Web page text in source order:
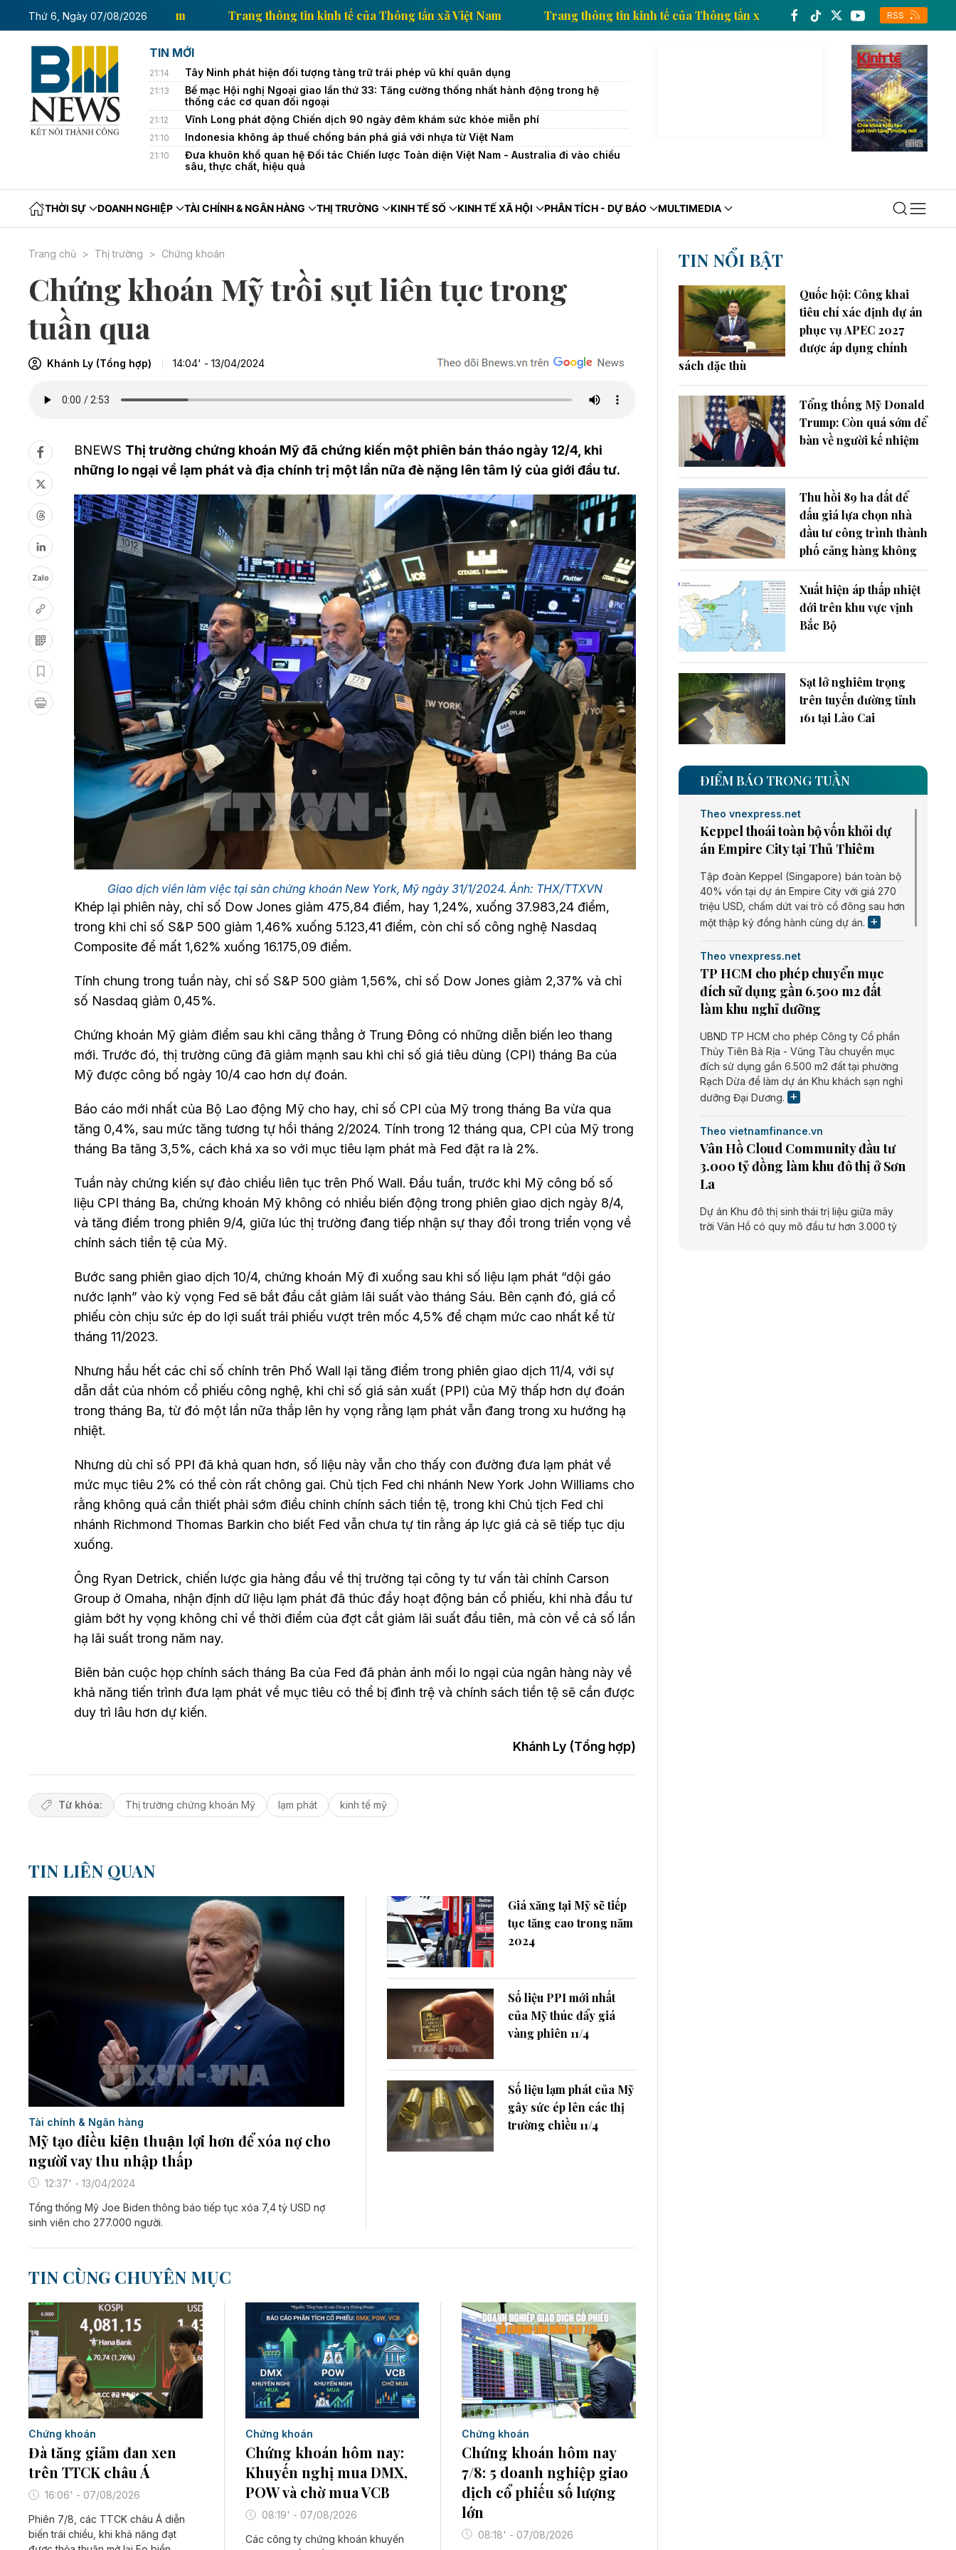
Thứ 6, Ngày 07/08/2026
thông tin kinh tế của Thông tấn xã Việt Nam Trang thông tin kinh tế của Thông tấn xã Việt Nam Trang thông tin kinh tế của Thông tấn xã Việt Nam RSS
TIN MỚI
21:14 Tây Ninh phát hiện đối tượng tàng trữ trái phép vũ khí quân dụng
21:13
Bế mạc Hội nghị Ngoại giao lần thứ 33: Tăng cường thống nhất hành động trong hệ
thống các cơ quan đối ngoại
21:12 Vĩnh Long phát động Chiến dịch 90 ngày đêm khám sức khỏe miễn phí
21:10 Indonesia không áp thuế chống bán phá giá với nhựa từ Việt Nam
21:10
Đưa khuôn khổ quan hệ Đối tác Chiến lược Toàn diện Việt Nam - Australia đi vào chiều
sâu, thực chất, hiệu quả
THỜI SỰ DOANH NGHIỆP TÀI CHÍNH & NGÂN HÀNG THỊ TRƯỜNG KINH TẾ SỐ KINH TẾ XÃ HỘI PHÂN TÍCH - DỰ BÁO MULTIMEDIA
Trang chủ Thị trường Chứng khoán
Chứng khoán Mỹ trồi sụt liên tục trong
tuần qua
Khánh Ly (Tổng hợp) 14:04' - 13/04/2024
Zalo
BNEWS Thị trường chứng khoán Mỹ đã chứng kiến một phiên bán tháo ngày 12/4, khi
những lo ngại về lạm phát và địa chính trị một lần nữa đè nặng lên tâm lý của giới đầu tư.
Giao dịch viên làm việc tại sàn chứng khoán New York, Mỹ ngày 31/1/2024. Ảnh: THX/TTXVN
Khép lại phiên này, chỉ số Dow Jones giảm 475,84 điểm, hay 1,24%, xuống 37.983,24 điểm,
trong khi chỉ số S&P 500 giảm 1,46% xuống 5.123,41 điểm, còn chỉ số công nghệ Nasdaq
Composite để mất 1,62% xuống 16.175,09 điểm.
Tính chung trong tuần này, chỉ số S&P 500 giảm 1,56%, chỉ số Dow Jones giảm 2,37% và chỉ
số Nasdaq giảm 0,45%.
Chứng khoán Mỹ giảm điểm sau khi căng thẳng ở Trung Đông có những diễn biến leo thang
mới. Trước đó, thị trường cũng đã giảm mạnh sau khi chỉ số giá tiêu dùng (CPI) tháng Ba của
Mỹ được công bố ngày 10/4 cao hơn dự đoán.
Báo cáo mới nhất của Bộ Lao động Mỹ cho hay, chỉ số CPI của Mỹ trong tháng Ba vừa qua
tăng 0,4%, sau mức tăng tương tự hồi tháng 2/2024. Tính trong 12 tháng qua, CPI của Mỹ trong
tháng Ba tăng 3,5%, cách khá xa so với mục tiêu lạm phát mà Fed đặt ra là 2%.
Tuần này chứng kiến sự đảo chiều liên tục trên Phố Wall. Đầu tuần, trước khi Mỹ công bố số
liệu CPI tháng Ba, chứng khoán Mỹ không có nhiều biến động trong phiên giao dịch ngày 8/4,
và tăng điểm trong phiên 9/4, giữa lúc thị trường đang tiếp nhận sự thay đổi trong triển vọng về
chính sách tiền tệ của Mỹ.
Bước sang phiên giao dịch 10/4, chứng khoán Mỹ đi xuống sau khi số liệu lạm phát “dội gáo
nước lạnh” vào kỳ vọng Fed sẽ bắt đầu cắt giảm lãi suất vào tháng Sáu. Bên cạnh đó, giá cổ
phiếu còn chịu sức ép do lợi suất trái phiếu vượt trên mốc 4,5% để chạm mức cao nhất kể từ
tháng 11/2023.
Nhưng hầu hết các chỉ số chính trên Phố Wall lại tăng điểm trong phiên giao dịch 11/4, với sự
dẫn dắt của nhóm cổ phiếu công nghệ, khi chỉ số giá sản xuất (PPI) của Mỹ thấp hơn dự đoán
trong tháng Ba, từ đó một lần nữa thắp lên hy vọng rằng lạm phát vẫn đang trong xu hướng hạ
nhiệt.
Nhưng dù chỉ số PPI đã khả quan hơn, số liệu này vẫn cho thấy con đường đưa lạm phát về
mức mục tiêu 2% có thể còn rất chông gai. Chủ tịch Fed chi nhánh New York John Williams cho
rằng không quá cần thiết phải sớm điều chỉnh chính sách tiền tệ, trong khi Chủ tịch Fed chi
nhánh Richmond Thomas Barkin cho biết Fed vẫn chưa tự tin rằng áp lực giá cả sẽ tiếp tục dịu
xuống.
Ông Ryan Detrick, chiến lược gia hàng đầu về thị trường tại công ty tư vấn tài chính Carson
Group ở Omaha, nhận định dữ liệu lạm phát đã thúc đẩy hoạt động bán cổ phiếu, khi nhà đầu tư
giảm bớt hy vọng không chỉ về thời điểm của đợt cắt giảm lãi suất đầu tiên, mà còn về cả số lần
hạ lãi suất trong năm nay.
Biên bản cuộc họp chính sách tháng Ba của Fed đã phản ánh mối lo ngại của ngân hàng này về
khả năng tiến trình đưa lạm phát về mục tiêu có thể bị đình trệ và chính sách tiền tệ sẽ cần được
duy trì lâu hơn dự kiến.
Khánh Ly (Tổng hợp)
Từ khóa: Thị trường chứng khoán Mỹ lạm phát kinh tế mỹ
TIN LIÊN QUAN
Tài chính & Ngân hàng
Mỹ tạo điều kiện thuận lợi hơn để xóa nợ cho
người vay thu nhập thấp
12:37' - 13/04/2024
Tổng thống Mỹ Joe Biden thông báo tiếp tục xóa 7,4 tỷ USD nợ
sinh viên cho 277.000 người.
Giá xăng tại Mỹ sẽ tiếp
tục tăng cao trong năm
2024
Số liệu PPI mới nhất
của Mỹ thúc đẩy giá
vàng phiên 11/4
Số liệu lạm phát của Mỹ
gây sức ép lên các thị
trường chiều 11/4
TIN CÙNG CHUYÊN MỤC
Chứng khoán
Đà tăng giảm đan xen
trên TTCK châu Á
16:06' - 07/08/2026
Phiên 7/8, các TTCK châu Á diễn
biến trái chiều, khi khả năng đạt
Chứng khoán
Chứng khoán hôm nay:
Khuyến nghị mua DMX,
POW và chờ mua VCB
08:19' - 07/08/2026
Các công ty chứng khoán khuyến
Chứng khoán
Chứng khoán hôm nay
7/8: 5 doanh nghiệp giao
dịch cổ phiếu số lượng
lớn
08:18' - 07/08/2026
TIN NỔI BẬT
Quốc hội: Công khai
tiêu chí xác định dự án
phục vụ APEC 2027
được áp dụng chính
sách đặc thù
Tổng thống Mỹ Donald
Trump: Còn quá sớm để
bàn về người kế nhiệm
Thu hồi 89 ha đất để
đấu giá lựa chọn nhà
đầu tư công trình thành
phố cảng hàng không
Xuất hiện áp thấp nhiệt
đới trên khu vực vịnh
Bắc Bộ
Sạt lở nghiêm trọng
trên tuyến đường tỉnh
161 tại Lào Cai
ĐIỂM BÁO TRONG TUẦN
Theo vnexpress.net
Keppel thoái toàn bộ vốn khỏi dự
án Empire City tại Thủ Thiêm
Tập đoàn Keppel (Singapore) bán toàn bộ
40% vốn tại dự án Empire City với giá 270
triệu USD, chấm dứt vai trò cổ đông sau hơn
một thập kỷ đồng hành cùng dự án.
Theo vnexpress.net
TP HCM cho phép chuyển mục
đích sử dụng gần 6.500 m2 đất
làm khu nghỉ dưỡng
UBND TP HCM cho phép Công ty Cổ phần
Thủy Tiên Bà Rịa - Vũng Tàu chuyển mục
đích sử dụng gần 6.500 m2 đất tại phường
Rạch Dừa để làm dự án Khu khách sạn nghỉ
dưỡng Đại Dương.
Theo vietnamfinance.vn
Vân Hồ Cloud Community đầu tư
3.000 tỷ đồng làm khu đô thị ở Sơn
La
Dự án Khu đô thị sinh thái trị liệu giữa mây
trời Vân Hồ có quy mô đầu tư hơn 3.000 tỷ